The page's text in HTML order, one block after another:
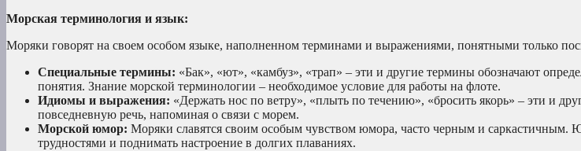
Морская терминология и язык:
Моряки говорят на своем особом языке, наполненном терминами и выражениями, понятными только
Специальные термины: «Бак», «ют», «камбуз», «трап» – эти и другие термины обозначают
понятия. Знание морской терминологии – необходимое условие для работы на флоте.
Идиомы и выражения: «Держать нос по ветру», «плыть по течению», «бросить якорь» – эти и
повседневную речь, напоминая о связи с морем.
Морской юмор: Моряки славятся своим особым чувством юмора, часто черным и саркастичным.
трудностями и поднимать настроение в долгих плаваниях.